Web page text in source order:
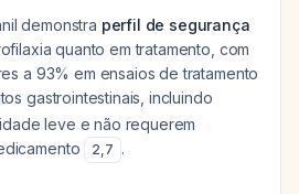
demonstra perfil de segurança
quanto em tratamento, com
a 93% em ensaios de tratamento
gastrointestinais, incluindo
leve e não requerem
2,7 .